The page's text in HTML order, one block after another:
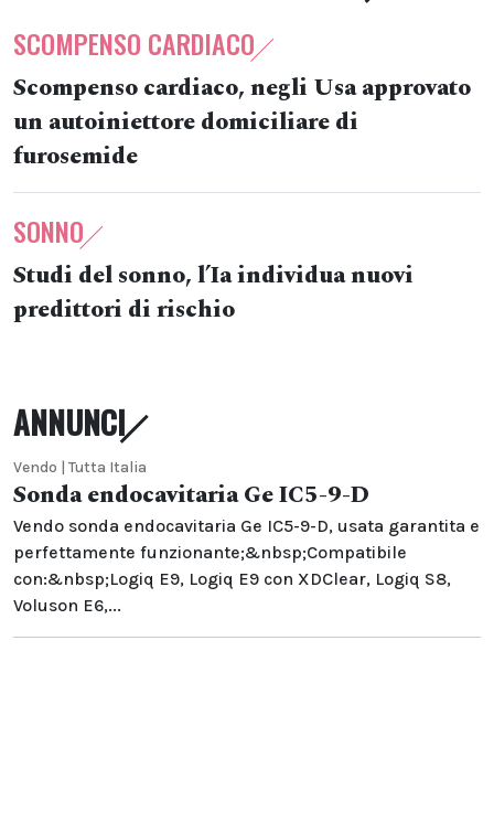
SCOMPENSO CARDIACO
Scompenso cardiaco, negli Usa approvato
un autoiniettore domiciliare di
furosemide
SONNO
Studi del sonno, l’Ia individua nuovi
predittori di rischio
ANNUNCI
Vendo | Tutta Italia
Sonda endocavitaria Ge IC5-9-D
Vendo sonda endocavitaria Ge IC5-9-D, usata garantita e
perfettamente funzionante;&nbsp;Compatibile
con:&nbsp;Logiq E9, Logiq E9 con XDClear, Logiq S8,
Voluson E6,...